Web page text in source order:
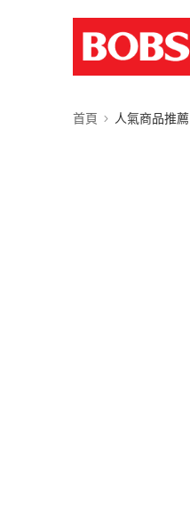
首頁 人氣商品推薦